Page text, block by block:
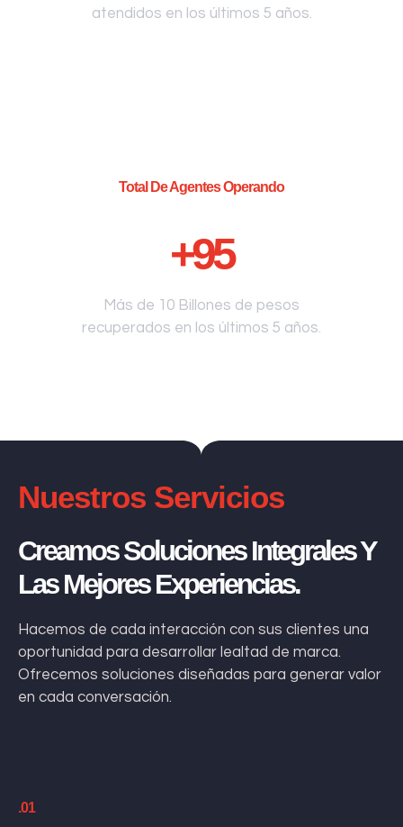
atendidos en los últimos 5 años.
Total De Agentes Operando
+95
Más de 10 Billones de pesos
recuperados en los últimos 5 años.
Nuestros Servicios
Creamos Soluciones Integrales Y
Las Mejores Experiencias.
Hacemos de cada interacción con sus clientes una
oportunidad para desarrollar lealtad de marca.
Ofrecemos soluciones diseñadas para generar valor
en cada conversación.
.01